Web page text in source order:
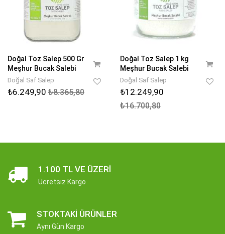
Doğal Toz Salep 500 Gr
Meşhur Bucak Salebi
Doğal Saf Salep
₺6.249,90 ₺8.365,80
Doğal Toz Salep 1 kg
Meşhur Bucak Salebi
Doğal Saf Salep
₺12.249,90
₺16.700,80
1.100 TL VE ÜZERI
Ücretsiz Kargo
STOKTAKI ÜRÜNLER
Aynı Gün Kargo